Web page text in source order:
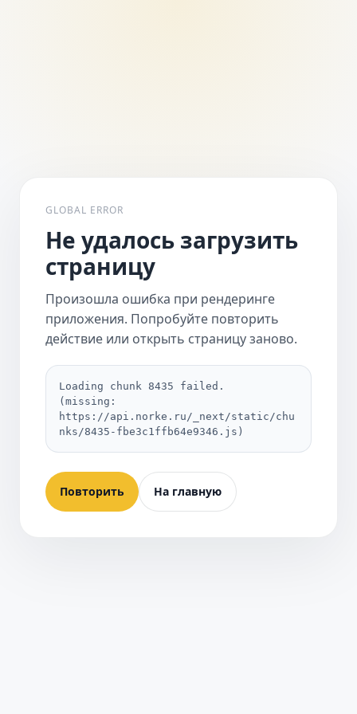
GLOBAL ERROR
Не удалось загрузить
страницу
Произошла ошибка при рендеринге
приложения. Попробуйте повторить
действие или открыть страницу заново.
Loading chunk 8435 failed.
(missing:
https://api.norke.ru/_next/static/chu
nks/8435-fbe3c1ffb64e9346.js)
Повторить На главную